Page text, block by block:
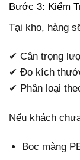
Bước 3: Kiểm
Tại kho, hàng
✔ Cân trọng
✔ Đo kích
✔ Phân loại
Nếu khách
Bọc màng